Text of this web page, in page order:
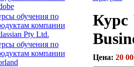
обучения по
компании
Pty Ltd.
обучения по
компании
Курс
Цена: 20